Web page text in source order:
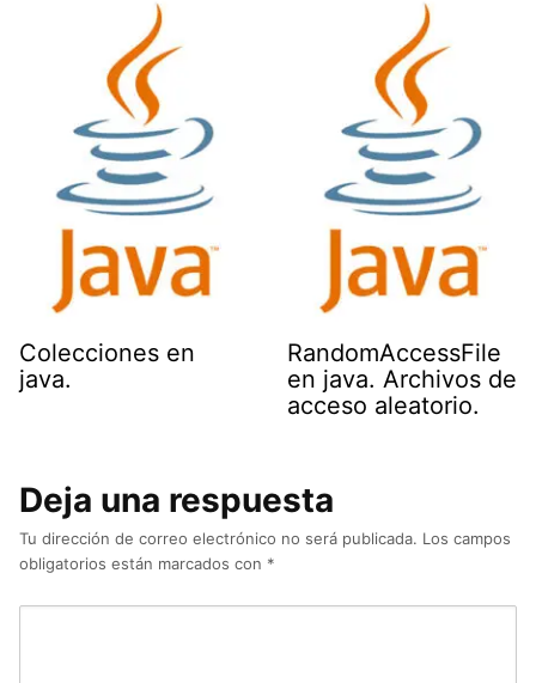
Colecciones en
java.
RandomAccessFile
en java. Archivos de
acceso aleatorio.
Deja una respuesta
Tu dirección de correo electrónico no será publicada. Los campos
obligatorios están marcados con *